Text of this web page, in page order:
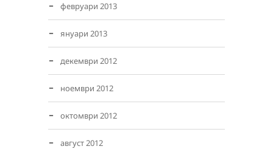
февруари 2013
януари 2013
декември 2012
ноември 2012
октомври 2012
август 2012